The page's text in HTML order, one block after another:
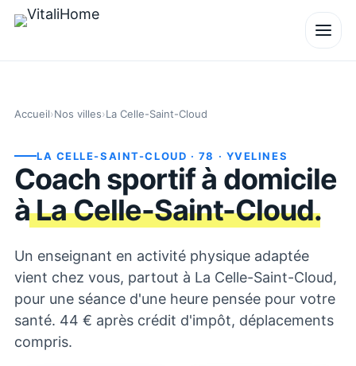
Accueil›Nos villes›La Celle-Saint-Cloud
LA CELLE-SAINT-CLOUD · 78 · YVELINES
Coach sportif à domicile
àLa Celle-Saint-Cloud.
Un enseignant en activité physique adaptée
vient chez vous, partout à La Celle-Saint-Cloud,
pour une séance d'une heure pensée pour votre
santé. 44 € après crédit d'impôt, déplacements
compris.